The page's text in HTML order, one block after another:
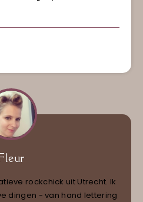
rockchick uit Utrecht. Ik
dingen - van hand lettering